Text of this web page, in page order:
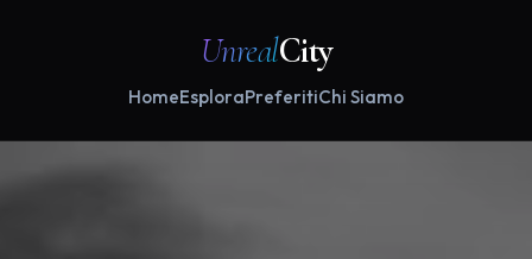
UnrealCity
HomeEsploraPreferitiChi Siamo